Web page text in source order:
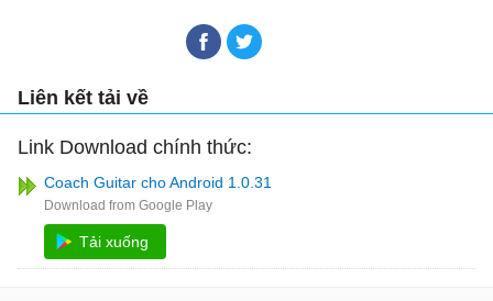
Liên kết tải về
Link Download chính thức:
Coach Guitar cho Android 1.0.31
Tải xuống